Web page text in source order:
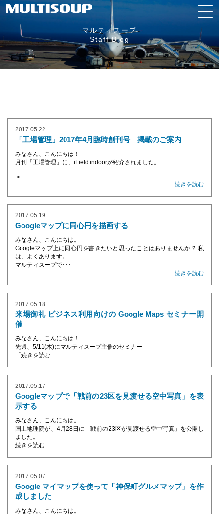
マルティスープ
Staff Blog
2017.05.22
「工場管理」2017年4月臨時創刊号 掲載のご案内
みなさん、こんにちは！
月刊「工場管理」に、iField indoorが紹介されました。
<･･･
続きを読む
2017.05.19
Googleマップに同心円を描画する
みなさん、こんにちは。
Googleマップ上に同心円を書きたいと思ったことはありませんか？ 私
は、よくあります。
マルティスープで･･･
続きを読む
2017.05.18
来場御礼 ビジネス利用向けの Google Maps セミナー開
催
みなさん、こんにちは！
先週、5/11(木)にマルティスープ主催のセミナー
「 続きを読む
2017.05.17
Googleマップで「戦前の23区を見渡せる空中写真」を表
示する
みなさん、こんにちは。
国土地理院が、4月28日に「戦前の23区が見渡せる空中写真」を公開し
ました。
続きを読む
2017.05.07
Google マイマップを使って「神保町グルメマップ」を作
成しました
みなさん、こんにちは。